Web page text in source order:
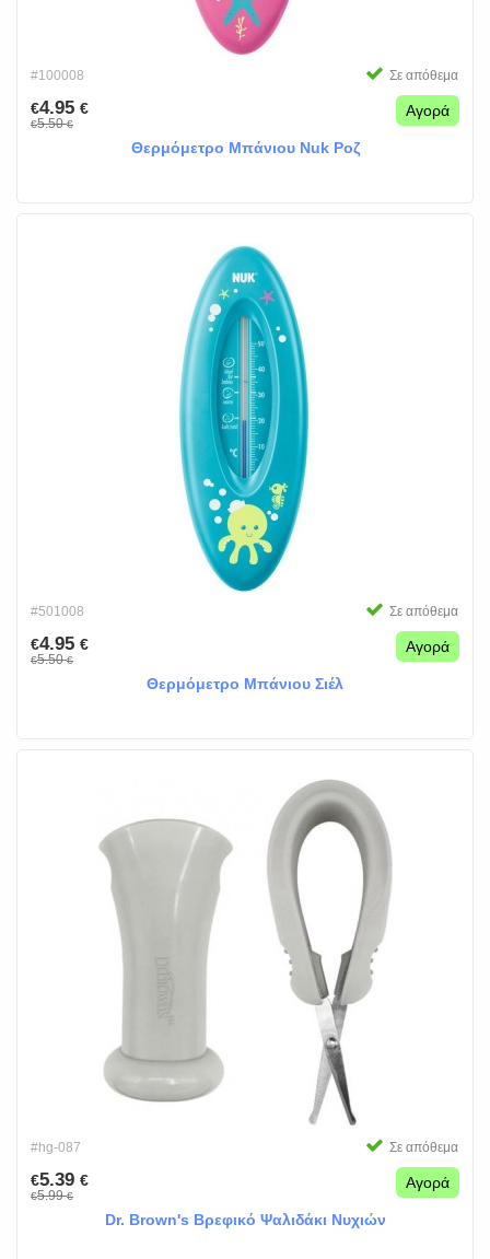
#100008 Σε απόθεμα
€4.95 €
€5.50€
Αγορά
Θερμόμετρο Μπάνιου Nuk Ροζ
#501008 Σε απόθεμα
€4.95 €
€5.50€
Αγορά
Θερμόμετρο Μπάνιου Σιέλ
#hg-087 Σε απόθεμα
€5.39 €
€5.99€
Αγορά
Dr. Brown's Βρεφικό Ψαλιδάκι Νυχιών